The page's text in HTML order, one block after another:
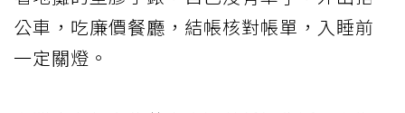
公車，吃廉價餐廳，結帳核對帳單，入睡前
一定關燈。